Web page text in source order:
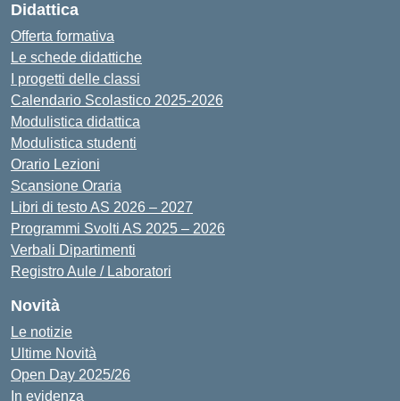
Didattica
Offerta formativa
Le schede didattiche
I progetti delle classi
Calendario Scolastico 2025-2026
Modulistica didattica
Modulistica studenti
Orario Lezioni
Scansione Oraria
Libri di testo AS 2026 – 2027
Programmi Svolti AS 2025 – 2026
Verbali Dipartimenti
Registro Aule / Laboratori
Novità
Le notizie
Ultime Novità
Open Day 2025/26
In evidenza